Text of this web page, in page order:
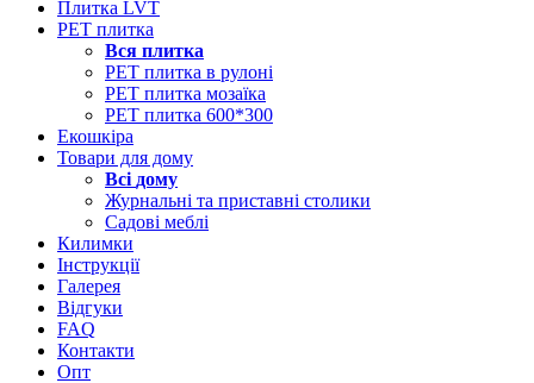
Плитка LVT
РЕТ плитка
Вся плитка
РЕТ плитка в рулоні
РЕТ плитка мозаїка
РЕТ плитка 600*300
Екошкіра
Товари для дому
Всі дому
Журнальні та приставні столики
Садові меблі
Килимки
Інструкції
Галерея
Відгуки
FAQ
Контакти
Опт